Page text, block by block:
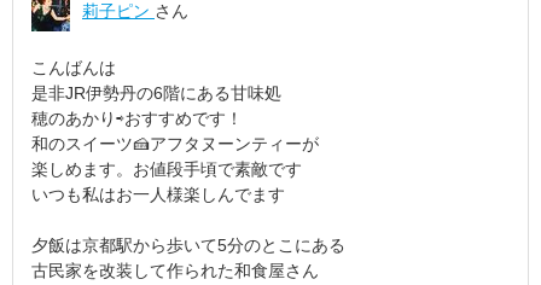
莉子ピン さん
こんばんは
是非JR伊勢丹の6階にある甘味処
穂のあかり⇨おすすめです！
和のスイーツ🍰アフタヌーンティーが
楽しめます。お値段手頃で素敵です
いつも私はお一人様楽しんでます
夕飯は京都駅から歩いて5分のとこにある
古民家を改装して作られた和食屋さん